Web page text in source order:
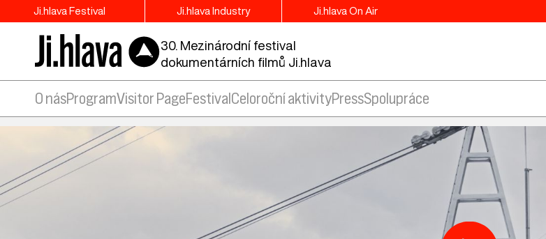
Ji.hlava Festival Ji.hlava Industry Ji.hlava On Air
30. Mezinárodní festival
dokumentárních filmů Ji.hlava
O násProgramVisitor PageFestival Celoroční aktivityPressSpolupráce